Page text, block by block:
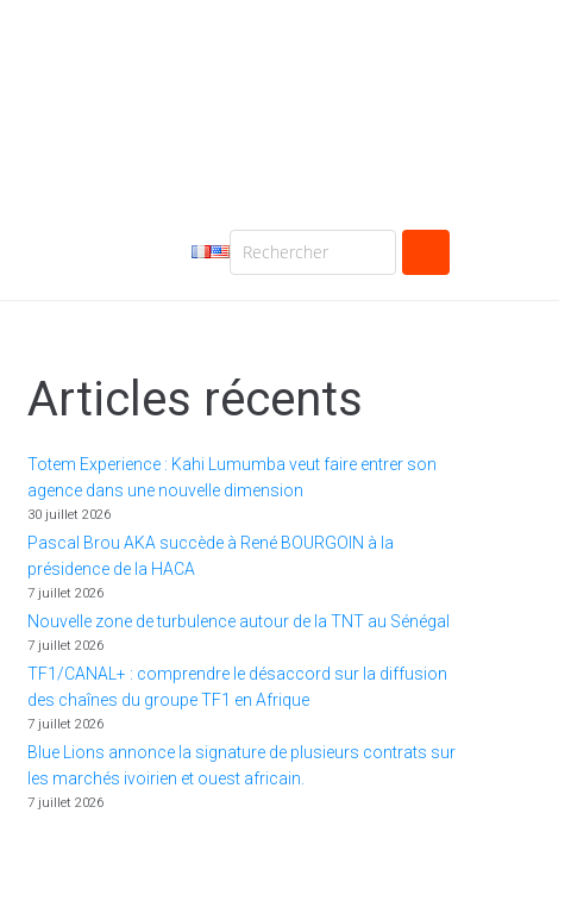
Articles récents
Totem Experience : Kahi Lumumba veut faire entrer son
agence dans une nouvelle dimension
30 juillet 2026
Pascal Brou AKA succède à René BOURGOIN à la
présidence de la HACA
7 juillet 2026
Nouvelle zone de turbulence autour de la TNT au Sénégal
7 juillet 2026
TF1/CANAL+ : comprendre le désaccord sur la diffusion
des chaînes du groupe TF1 en Afrique
7 juillet 2026
Blue Lions annonce la signature de plusieurs contrats sur
les marchés ivoirien et ouest africain.
7 juillet 2026